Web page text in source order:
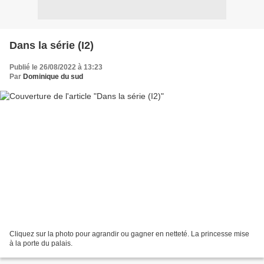
Dans la série (I2)
Publié le 26/08/2022 à 13:23
Par Dominique du sud
Cliquez sur la photo pour agrandir ou gagner en netteté. La princesse mise
à la porte du palais.